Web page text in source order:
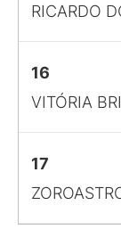
RICARDO
16
VITÓRIA
17